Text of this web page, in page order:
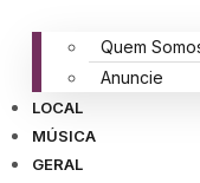
Quem
Anuncie
LOCAL
MÚSICA
GERAL